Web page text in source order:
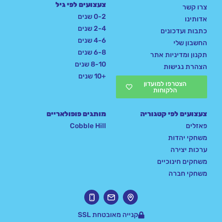
צרו קשר
אדותינו
כתבות ועדכונים
החשבון שלי
תקנון ומדיניות אתר
הצהרת נגישות
הצטרפו למועדון
הלקוחות
צעצועים לפי גיל
0-2 שנים
2-4 שנים
4-6 שנים
6-8 שנים
8-10 שנים
+10 שנים
צעצועים לפי קטגוריה
פאזלים
משחקי יהדות
ערכות יצירה
משחקים חינוכיים
משחקי חברה
מותגים פופולאריים
Cobble Hill
קנייה מאובטחת SSL